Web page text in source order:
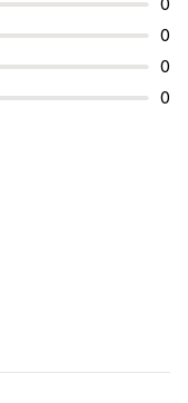
0
0
0
0